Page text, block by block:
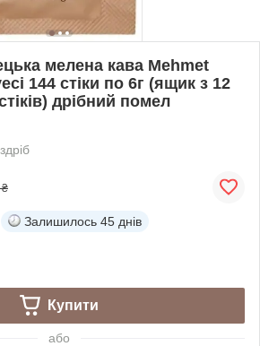
мелена кава Mehmet
144 стіки по 6г (ящик з 12
дрібний помел
₴
Залишилось 45 днів
Купити
або